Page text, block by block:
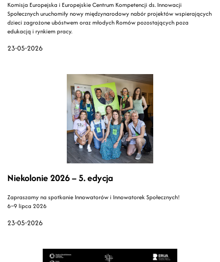
23-05-2026
Komisja Europejska i Europejskie Centrum Kompetencji ds. Innowacji
Społecznych uruchomiły nowy międzynarodowy nabór projektów wspierających
dzieci zagrożone ubóstwem oraz młodych Romów pozostających poza
edukacją i rynkiem pracy.
23-05-2026
Niekolonie 2026 – 5. edycja
Zapraszamy na spotkanie Innowatorów i Innowatorek Społecznych!
6–9 lipca 2026